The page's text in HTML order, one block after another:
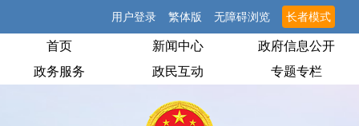
用户登录 繁体版 无障碍浏览 长者模式
首页 新闻中心
政府信息公开
政务服务
政民互动 专题专栏